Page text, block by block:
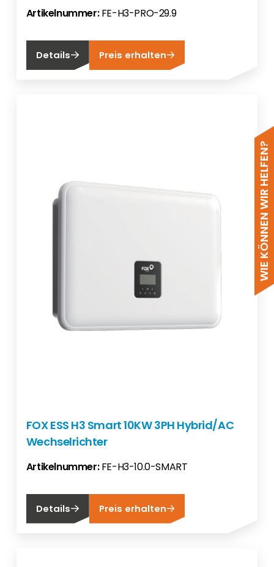
WIE KÖNNEN WIR HELFEN?
Artikelnummer:FE-H3-PRO-29.9
Details Preis erhalten
FOX ESS H3 Smart 10KW 3PH Hybrid/AC
Wechselrichter
Artikelnummer:FE-H3-10.0-SMART
Details Preis erhalten